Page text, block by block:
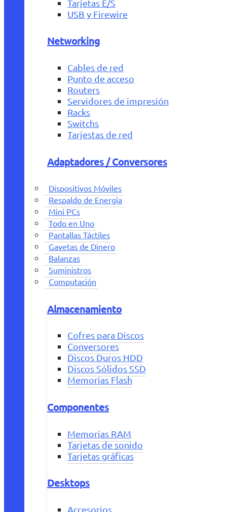
Tarjetas E/S
USB y Firewire
Networking
Cables de red
Punto de acceso
Routers
Servidores de impresión
Racks
Switchs
Tarjestas de red
Adaptadores / Conversores
Dispositivos Móviles
Respaldo de Energía
Mini PCs
Todo en Uno
Pantallas Táctiles
Gavetas de Dinero
Balanzas
Suministros
Computación
Almacenamiento
Cofres para Discos
Conversores
Discos Duros HDD
Discos Sólidos SSD
Memorias Flash
Componentes
Memorias RAM
Tarjetas de sonido
Tarjetas gráficas
Desktops
Accesorios